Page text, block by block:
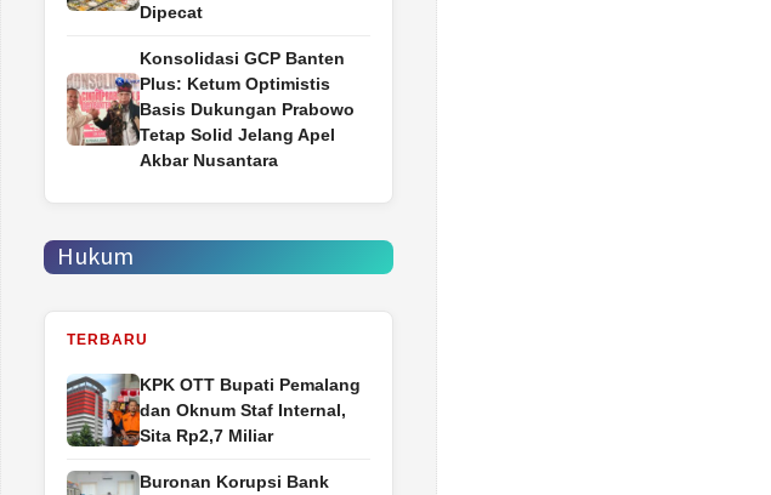
Dipecat
Konsolidasi GCP Banten
Plus: Ketum Optimistis
Basis Dukungan Prabowo
Tetap Solid Jelang Apel
Akbar Nusantara
Hukum
TERBARU
‎KPK OTT Bupati Pemalang
dan Oknum Staf Internal,
Sita Rp2,7 Miliar
Buronan Korupsi Bank